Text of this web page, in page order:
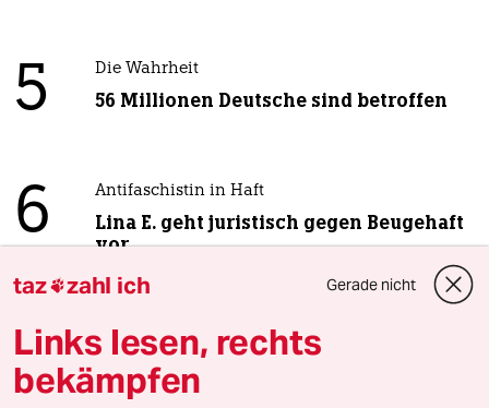
5 Die Wahrheit
56 Millionen Deutsche sind betroffen
6 Antifaschistin in Haft
Lina E. geht juristisch gegen Beugehaft
vor
taz
Folgen Sie uns
taz zahl ich Gerade nicht
Links lesen, rechts
bekämpfen